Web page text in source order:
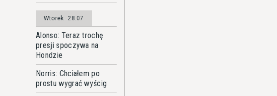
Wtorek 28.07
Alonso: Teraz trochę
presji spoczywa na
Hondzie
Norris: Chciałem po
prostu wygrać wyścig